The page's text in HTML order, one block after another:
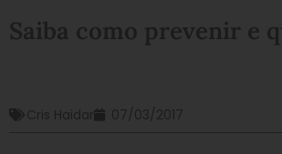
Saiba como prevenir e
Cris Haidar 07/03/2017